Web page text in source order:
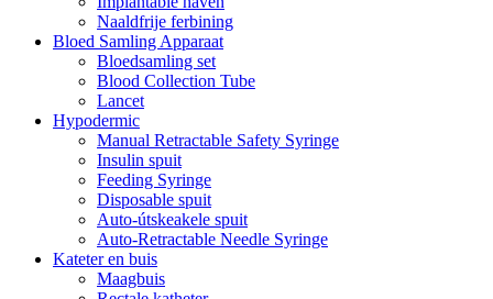
Naaldfrije ferbining
Bloed Samling Apparaat
Bloedsamling set
Blood Collection Tube
Lancet
Hypodermic
Manual Retractable Safety Syringe
Insulin spuit
Feeding Syringe
Disposable spuit
Auto-útskeakele spuit
Auto-Retractable Needle Syringe
Kateter en buis
Maagbuis